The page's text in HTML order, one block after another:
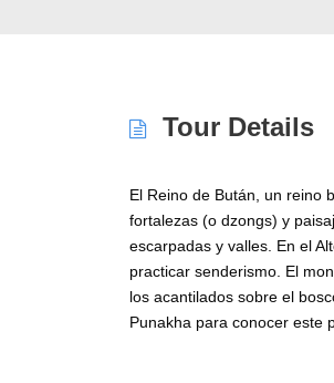
Tour Details
El Reino de Bután, un reino
fortalezas (o dzongs) y
escarpadas y valles. En el
practicar senderismo. El
los acantilados sobre el
Punakha para conocer este